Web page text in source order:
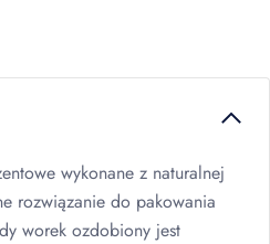
wykonane z naturalnej
rozwiązanie do pakowania
worek ozdobiony jest